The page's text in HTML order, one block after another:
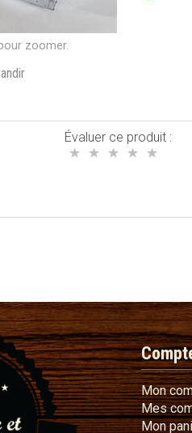
zoomer.
Évaluer ce produit :
Mon
Mes
Mon